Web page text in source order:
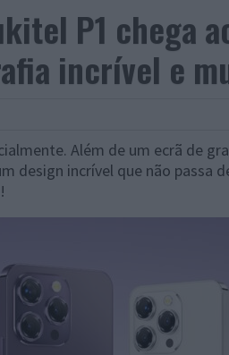
P1 chega
incrível e
Além de um ecrã de
design incrível que não passa